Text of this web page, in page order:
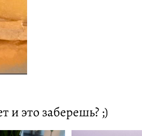
это заберешь? ;)